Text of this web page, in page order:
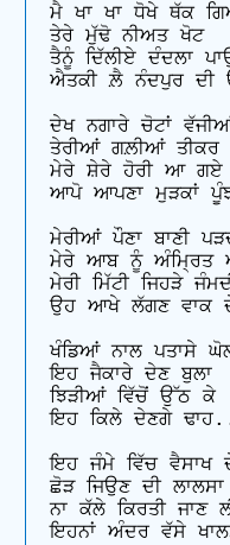
ਮੈ ਖਾ ਖਾ ਧੋਖੇ ਥੱਕ
ਤੇਰੇ ਮੁੱਢੋ ਨੀਅਤ ਖੋਟ
ਤੈਨੂੰ ਦਿੱਲੀਏ ਦੰਦਲਾ
ਐਤਕੀ ਲ਼ੈ ਨੰਦਪੁਰ
ਦੇਖ ਨਗਾਰੇ ਚੋਟਾਂ
ਤੇਰੀਆਂ ਗਲ਼ੀਆਂ ਤੀਕਰ
ਮੇਰੇ ਸ਼ੇਰੇ ਹੋਰੀ ਆ ਗਏ
ਆਪੋ ਆਪਣਾ ਮੁੜਕਾਂ
ਮੇਰੀਆਂ ਪੌਣਾ ਬਾਣੀ
ਮੇਰੇ ਆਬ ਨੂੰ ਅੰਮ੍ਰਿਤ
ਮੇਰੀ ਮਿੱਟੀ ਜਿਹੜੇ
ਉਹ ਆਖੇ ਲੱਗਣ
ਖੰਡਿਆਂ ਨਾਲ ਪਤਾਸੇ
ਇਹ ਜੈਕਾਰੇ ਦੇਣ ਬੁਲਾ
ਝਿੜੀਆਂ ਵਿੱਚੋਂ ਉੱਠ ਕੇ
ਇਹ ਕਿਲੇ ਦੇਣਗੇ
ਇਹ ਜੰਮੇ ਵਿੱਚ ਵੈਸਾਖ
ਛੋੜ ਜਿਉਣ ਦੀ ਲਾਲਸਾ
ਨਾ ਕੱਲੇ ਕਿਰਤੀ ਜਾਣ
ਇਹਨਾਂ ਅੰਦਰ ਵੱਸੇ